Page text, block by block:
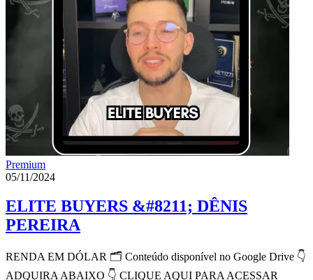
Premium
05/11/2024
ELITE BUYERS &#8211; DÊNIS
PEREIRA
RENDA EM DÓLAR 🗂 Conteúdo disponível no Google Drive 👇
ADQUIRA ABAIXO 👇 CLIQUE AQUI PARA ACESSAR